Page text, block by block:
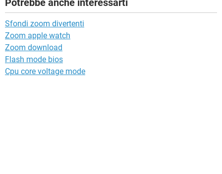
Potrebbe anche interessarti
Sfondi zoom divertenti
Zoom apple watch
Zoom download
Flash mode bios
Cpu core voltage mode